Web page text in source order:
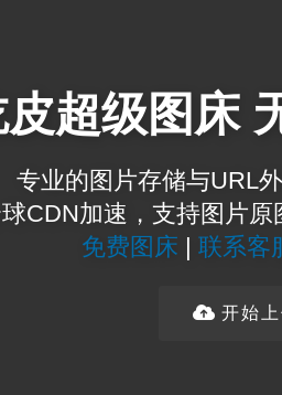
超级图床
专业的图片存储与URL
CDN加速，支持图片
免费图床 | 联系客
开始